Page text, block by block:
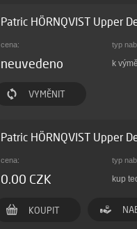
Patric HÖRNQVIST Upper
cena: typ
neuvedeno k
VYMĚNIT
Patric HÖRNQVIST Upper
cena: typ
0.00 CZK kup
KOUPIT